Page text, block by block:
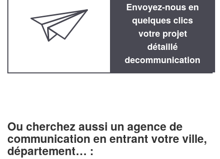
Envoyez-nous en
quelques clics
votre projet
détaillé
decommunication
Ou cherchez aussi un agence de
communication en entrant votre ville,
département… :